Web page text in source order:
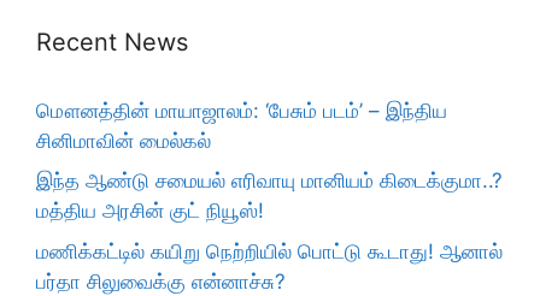
Recent News
மௌனத்தின் மாயாஜாலம்: ‘பேசும் படம்’ – இந்திய
சினிமாவின் மைல்கல்
இந்த ஆண்டு சமையல் எரிவாயு மானியம் கிடைக்குமா..?
மத்திய அரசின் குட் நியூஸ்!
மணிக்கட்டில் கயிறு நெற்றியில் பொட்டு கூடாது! ஆனால்
பர்தா சிலுவைக்கு என்னாச்சு?